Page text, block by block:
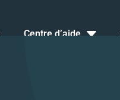
Centre d’aide